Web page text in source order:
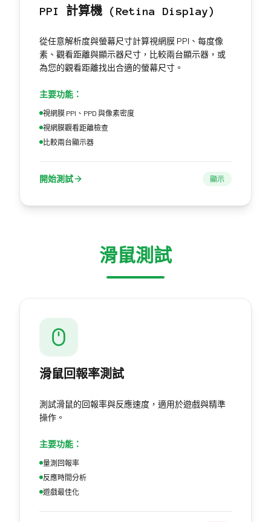
PPI 計算機 (Retina Display)
從任意解析度與螢幕尺寸計算視網膜 PPI、每度像
素、觀看距離與顯示器尺寸，比較兩台顯示器，或
為您的觀看距離找出合適的螢幕尺寸。
主要功能：
視網膜 PPI、PPD 與像素密度
視網膜觀看距離檢查
比較兩台顯示器
開始測試 顯示
滑鼠測試
滑鼠回報率測試
測試滑鼠的回報率與反應速度，適用於遊戲與精準
操作。
主要功能：
量測回報率
反應時間分析
遊戲最佳化